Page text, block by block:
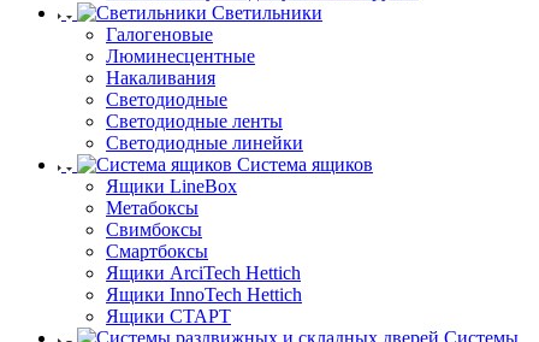
Светильники
Галогеновые
Люминесцентные
Накаливания
Светодиодные
Светодиодные ленты
Светодиодные линейки
Система ящиков
Ящики LineBox
Метабоксы
Свимбоксы
Смартбоксы
Ящики ArciTech Hettich
Ящики InnoTech Hettich
Ящики СТАРТ
Системы